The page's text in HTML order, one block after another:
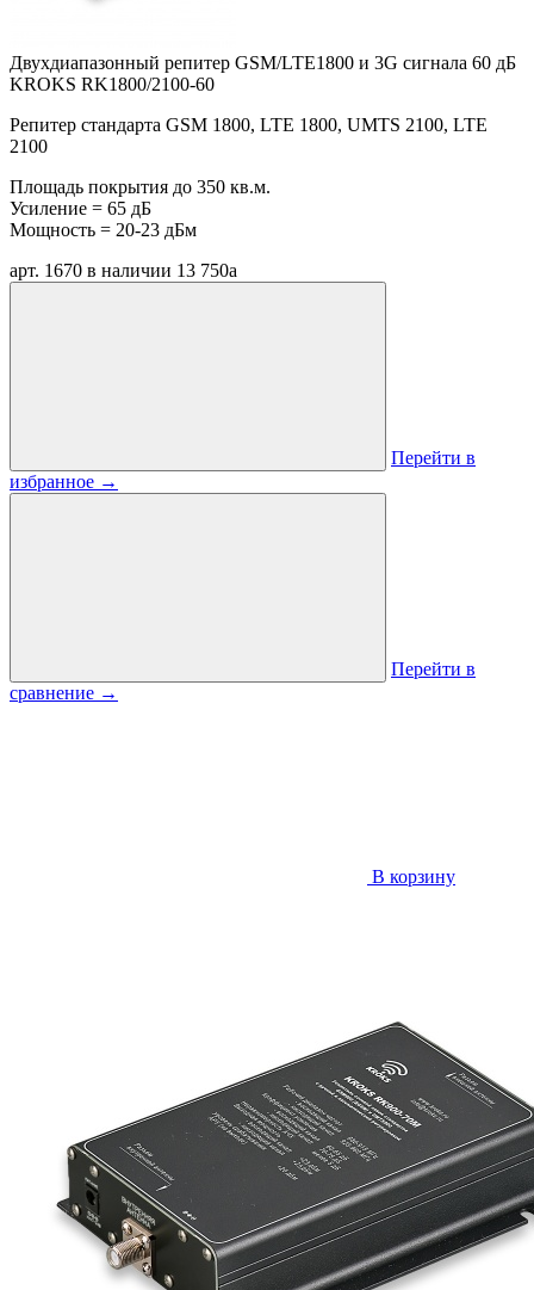
Двухдиапазонный репитер GSM/LTE1800 и 3G сигнала 60 дБ
KROKS RK1800/2100-60
Репитер стандарта GSM 1800, LTE 1800, UMTS 2100, LTE
2100
Площадь покрытия до 350 кв.м.
Усиление = 65 дБ
Мощность = 20-23 дБм
арт. 1670 в наличии 13 750a
Перейти в
избранное →
Перейти в
сравнение →
В корзину